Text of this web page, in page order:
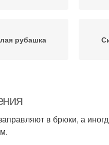
рубашка
в брюки, а